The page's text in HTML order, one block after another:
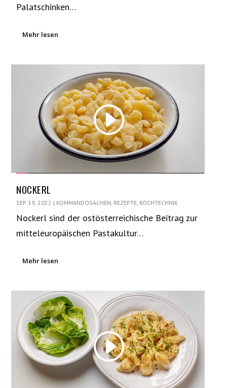
Palatschinken…
Mehr lesen
NOCKERL
SEP. 19, 2022 | KOMMANDOSACHEN, REZEPTE, KOCHTECHNIK
Nockerl sind der ostösterreichische Beitrag zur
mitteleuropäischen Pastakultur…
Mehr lesen